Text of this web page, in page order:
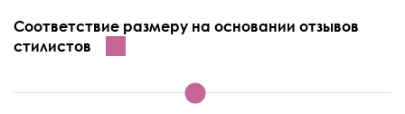
Соответствие размеру на основании отзывов
стилистов